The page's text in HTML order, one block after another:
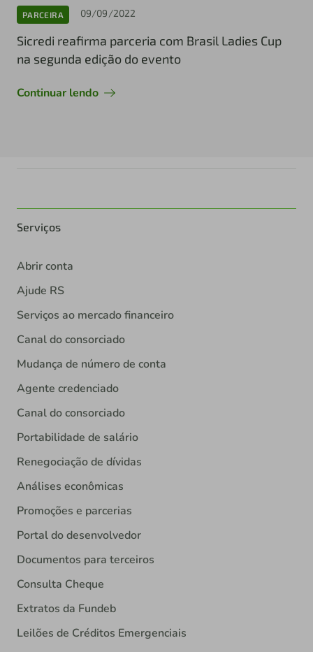
PARCEIRA 09/09/2022
Sicredi reafirma parceria com Brasil Ladies Cup
na segunda edição do evento
Continuar lendo
Serviços
Abrir conta
Ajude RS
Serviços ao mercado financeiro
Canal do consorciado
Mudança de número de conta
Agente credenciado
Canal do consorciado
Portabilidade de salário
Renegociação de dívidas
Análises econômicas
Promoções e parcerias
Portal do desenvolvedor
Documentos para terceiros
Consulta Cheque
Extratos da Fundeb
Leilões de Créditos Emergenciais